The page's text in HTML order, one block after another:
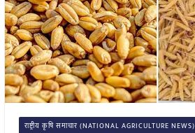
राष्ट्रीय कृषि समाचार (NATIONAL AGRICULTURE NEWS)